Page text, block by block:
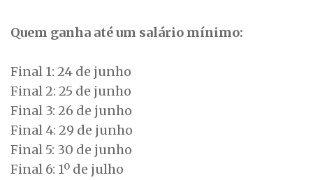
Quem ganha até um salário mínimo:
Final 1: 24 de junho
Final 2: 25 de junho
Final 3: 26 de junho
Final 4: 29 de junho
Final 5: 30 de junho
Final 6: 1º de julho